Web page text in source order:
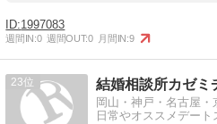
1997083
週間IN:0 週間OUT:0 月間IN:9
23 結婚相談所カゼミ
岡山・神戸・名古屋
日常やオススメデー